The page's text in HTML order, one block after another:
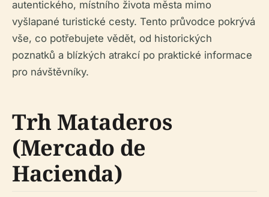
autentického, místního života města mimo
vyšlapané turistické cesty. Tento průvodce pokrývá
vše, co potřebujete vědět, od historických
poznatků a blízkých atrakcí po praktické informace
pro návštěvníky.
Trh Mataderos
(Mercado de
Hacienda)